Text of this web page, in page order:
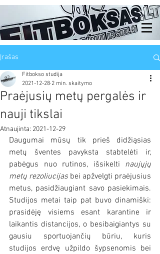
Įrašas
Praėjusių metų pergalės ir
nauji tikslai
Fitbokso studija
2021-12-28 2 min. skaitymo
Atnaujinta: 2021-12-29
Daugumai mūsų tik prieš didžiąsias
metų šventes pavyksta stabtelėti ir,
pabėgus nuo rutinos, išsikelti naujųjų
metų rezoliucijas bei apžvelgti praėjusius
metus, pasidžiaugiant savo pasiekimais.
Studijos metai taip pat buvo dinamiški:
prasidėję visiems esant karantine ir
laikantis distancijos, o besibaigiantys su
gausiu sportuojančių būriu, kuris
studijos erdvę užpildo šypsenomis bei